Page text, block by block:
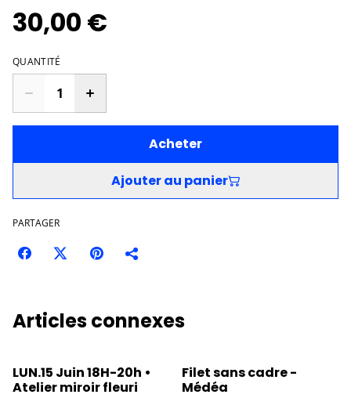
30,00 €
QUANTITÉ
Acheter
Ajouter au panier
PARTAGER
Articles connexes
LUN.15 Juin 18H-20h •
Atelier miroir fleuri
Filet sans cadre -
Médéa